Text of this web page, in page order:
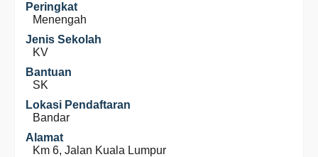
Peringkat
Menengah
Jenis Sekolah
KV
Bantuan
SK
Lokasi Pendaftaran
Bandar
Alamat
Km 6, Jalan Kuala Lumpur